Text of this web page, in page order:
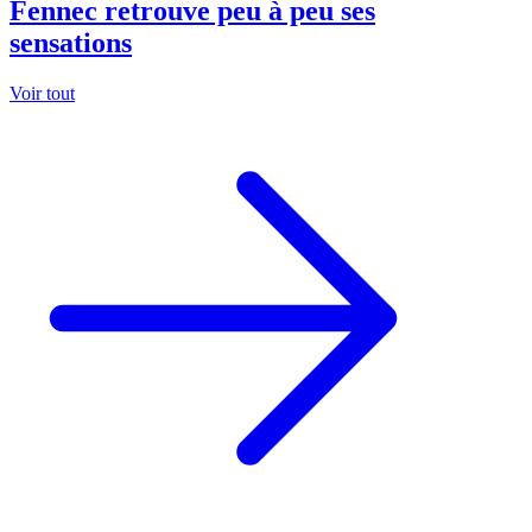
Fennec retrouve peu à peu ses
sensations
Voir tout